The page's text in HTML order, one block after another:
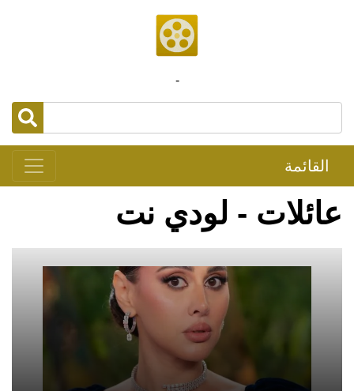
-
القائمة
عائلات - لودي نت